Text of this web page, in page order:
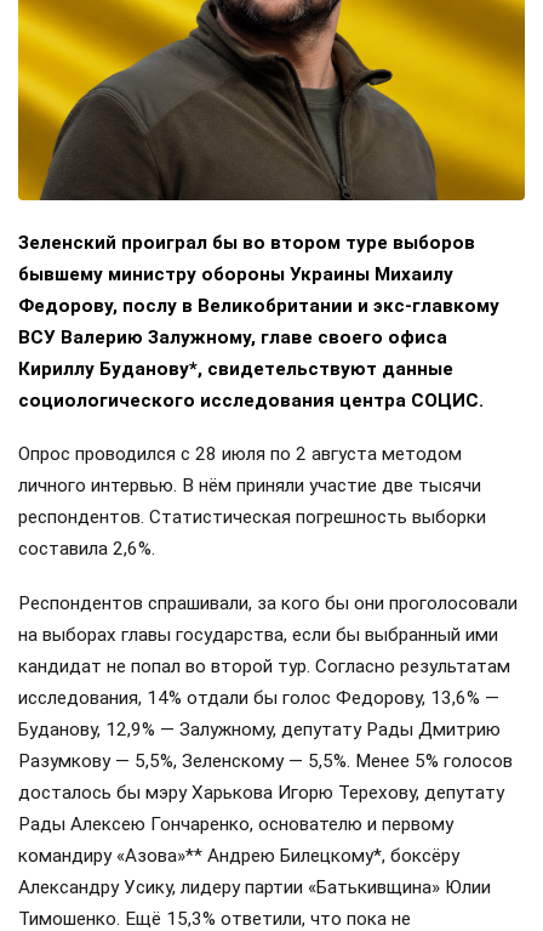
Зеленский проиграл бы во втором туре выборов
бывшему министру обороны Украины Михаилу
Федорову, послу в Великобритании и экс-главкому
ВСУ Валерию Залужному, главе своего офиса
Кириллу Буданову*, свидетельствуют данные
социологического исследования центра СОЦИС.
Опрос проводился с 28 июля по 2 августа методом
личного интервью. В нём приняли участие две тысячи
респондентов. Статистическая погрешность выборки
составила 2,6%.
Респондентов спрашивали, за кого бы они проголосовали
на выборах главы государства, если бы выбранный ими
кандидат не попал во второй тур. Согласно результатам
исследования, 14% отдали бы голос Федорову, 13,6% —
Буданову, 12,9% — Залужному, депутату Рады Дмитрию
Разумкову — 5,5%, Зеленскому — 5,5%. Менее 5% голосов
досталось бы мэру Харькова Игорю Терехову, депутату
Рады Алексею Гончаренко, основателю и первому
командиру «Азова»** Андрею Билецкому*, боксёру
Александру Усику, лидеру партии «Батькивщина» Юлии
Тимошенко. Ещё 15,3% ответили, что пока не